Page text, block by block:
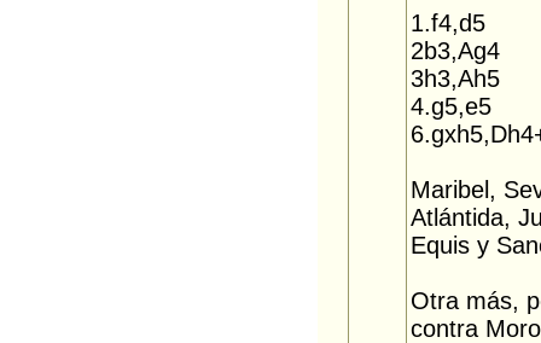
1.f4,d5
2b3,Ag4
3h3,Ah5
4.g5,e5
Maribel,
Atlántida,
Equis y
Otra más,
contra